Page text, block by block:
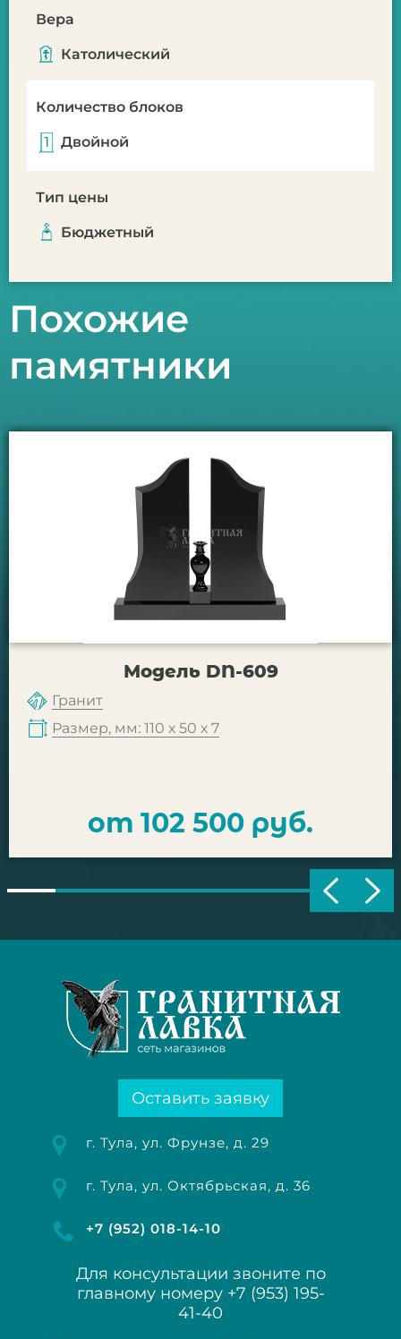
Вера
Католический
Количество блоков
Двойной
Тип цены
Бюджетный
Похожие
памятники
Модель DN-609
Гранит
Размер, мм: 110 х 50 х 7
от 102 500 руб.
Оставить заявку
г. Тула, ул. Фрунзе, д. 29
г. Тула, ул. Октябрьская, д. 36
+7 (952) 018-14-10
Для консультации звоните по
главному номеру +7 (953) 195-
41-40